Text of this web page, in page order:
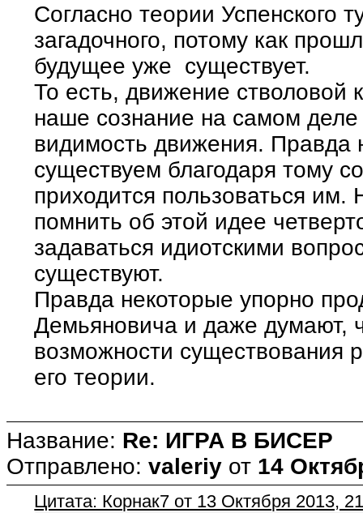
Согласно теории Успенского
загадочного, потому как
будущее уже существует.
То есть, движение стволовой
наше сознание на самом деле
видимость движения. Правда
существуем благодаря тому
приходится пользоваться
помнить об этой идее
задаваться идиотскими
существуют.
Правда некоторые упорно
Демьяновича и даже думают,
возможности существования
его теории.
Название: Re: ИГРА В БИСЕР
Отправлено: valeriy от 14
Цитата: Корнак7 от 13 Октября 2013,